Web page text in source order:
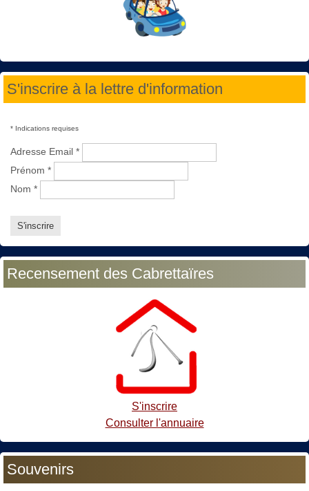
S'inscrire à la lettre d'information
* Indications requises
Adresse Email *
Prénom *
Nom *
Recensement des Cabrettaïres
S'inscrire
Consulter l'annuaire
Souvenirs